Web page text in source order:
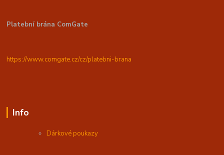
Platební brána ComGate
https://www.comgate.cz/cz/platebni-brana
Info
Dárkové poukazy